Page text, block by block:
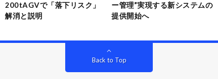
200tAGVで「落下リスク」
解消と説明
ー管理”実現する新システムの
提供開始へ
Back to Top